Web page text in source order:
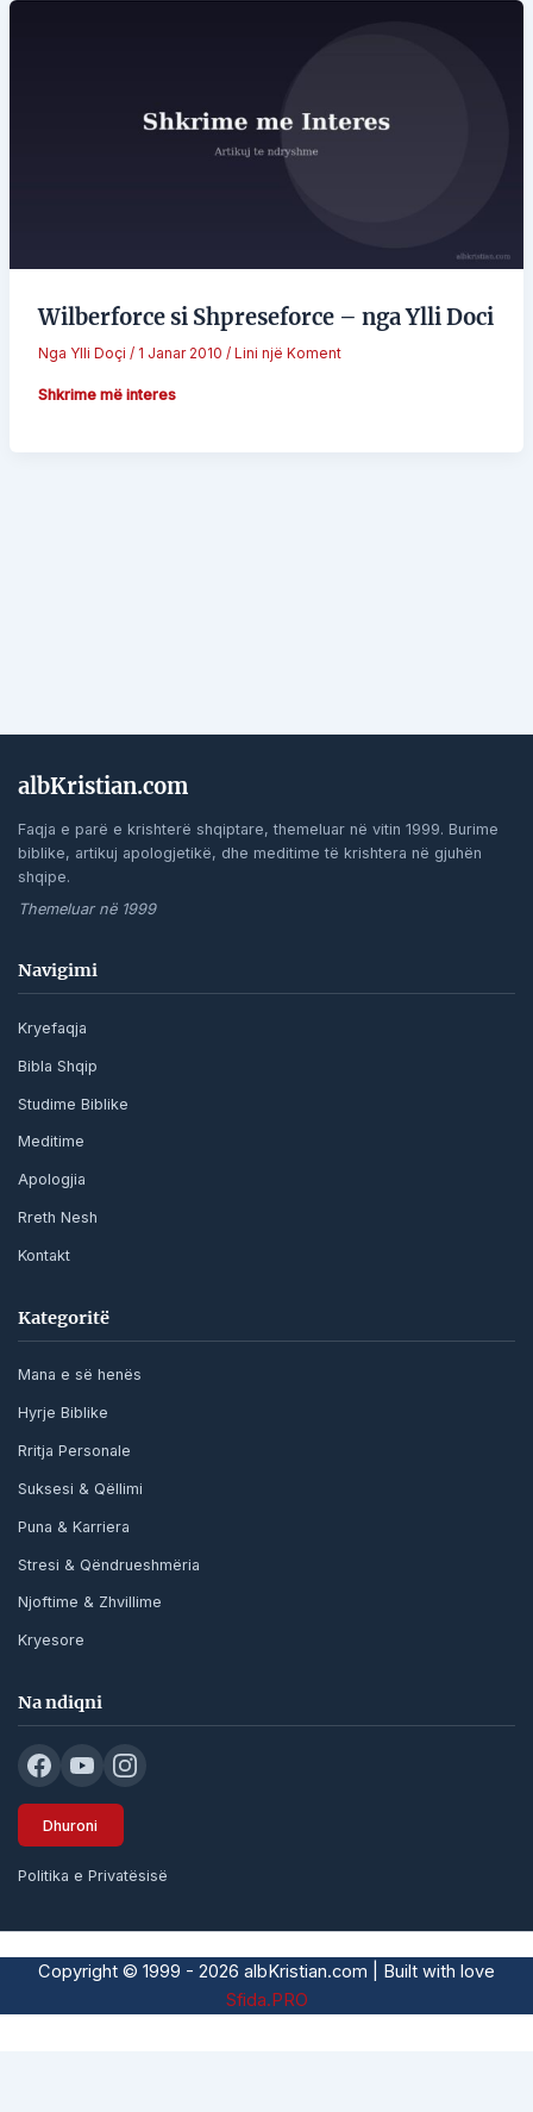
Wilberforce si Shpreseforce – nga Ylli Doci
Nga Ylli Doçi / 1 Janar 2010 / Lini një Koment
Shkrime më interes
albKristian.com
Faqja e parë e krishterë shqiptare, themeluar në vitin 1999. Burime
biblike, artikuj apologjetikë, dhe meditime të krishtera në gjuhën
shqipe.
Themeluar në 1999
Navigimi
Kryefaqja
Bibla Shqip
Studime Biblike
Meditime
Apologjia
Rreth Nesh
Kontakt
Kategoritë
Mana e së henës
Hyrje Biblike
Rritja Personale
Suksesi & Qëllimi
Puna & Karriera
Stresi & Qëndrueshmëria
Njoftime & Zhvillime
Kryesore
Na ndiqni
Dhuroni
Politika e Privatësisë
Copyright © 1999 - 2026 albKristian.com | Built with love
Sfida.PRO